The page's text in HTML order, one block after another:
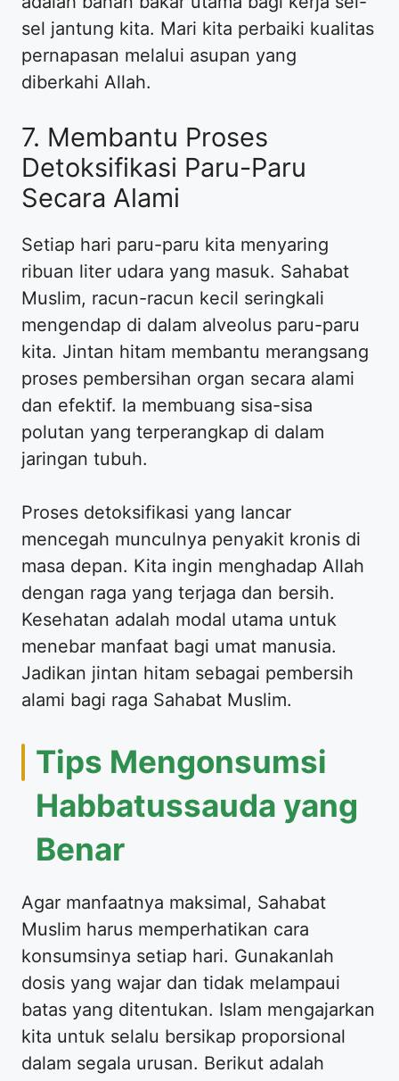
sel jantung kita. Mari kita perbaiki kualitas
pernapasan melalui asupan yang
diberkahi Allah.
7. Membantu Proses
Detoksifikasi Paru-Paru
Secara Alami
Setiap hari paru-paru kita menyaring
ribuan liter udara yang masuk. Sahabat
Muslim, racun-racun kecil seringkali
mengendap di dalam alveolus paru-paru
kita. Jintan hitam membantu merangsang
proses pembersihan organ secara alami
dan efektif. Ia membuang sisa-sisa
polutan yang terperangkap di dalam
jaringan tubuh.
Proses detoksifikasi yang lancar
mencegah munculnya penyakit kronis di
masa depan. Kita ingin menghadap Allah
dengan raga yang terjaga dan bersih.
Kesehatan adalah modal utama untuk
menebar manfaat bagi umat manusia.
Jadikan jintan hitam sebagai pembersih
alami bagi raga Sahabat Muslim.
Tips Mengonsumsi
Habbatussauda yang
Benar
Agar manfaatnya maksimal, Sahabat
Muslim harus memperhatikan cara
konsumsinya setiap hari. Gunakanlah
dosis yang wajar dan tidak melampaui
batas yang ditentukan. Islam mengajarkan
kita untuk selalu bersikap proporsional
dalam segala urusan. Berikut adalah